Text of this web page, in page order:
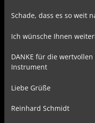
Schade, dass es so weit
Ich wünsche Ihnen
DANKE für die
Instrument
Liebe Grüße
Reinhard Schmidt